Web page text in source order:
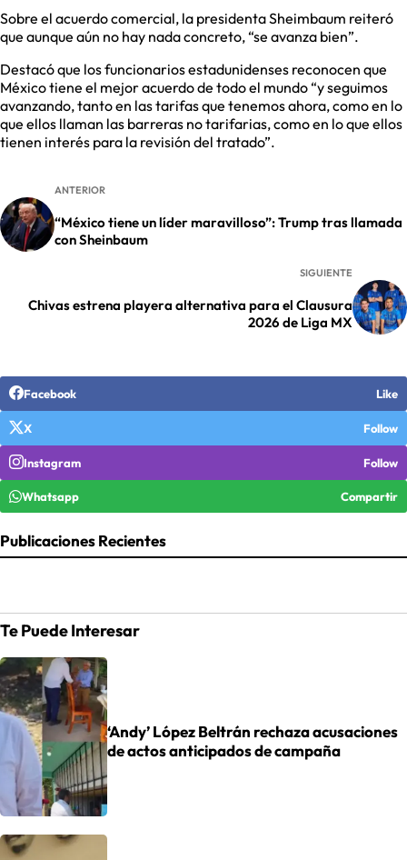
Sobre el acuerdo comercial, la presidenta Sheimbaum reiteró
que aunque aún no hay nada concreto, “se avanza bien”.
Destacó que los funcionarios estadunidenses reconocen que
México tiene el mejor acuerdo de todo el mundo “y seguimos
avanzando, tanto en las tarifas que tenemos ahora, como en lo
que ellos llaman las barreras no tarifarias, como en lo que ellos
tienen interés para la revisión del tratado”.
ANTERIOR
“México tiene un líder maravilloso”: Trump tras llamada
con Sheinbaum
SIGUIENTE
Chivas estrena playera alternativa para el Clausura
2026 de Liga MX
Facebook Like
X Follow
Instagram Follow
Whatsapp Compartir
Publicaciones Recientes
Te Puede Interesar
‘Andy’ López Beltrán rechaza acusaciones
de actos anticipados de campaña